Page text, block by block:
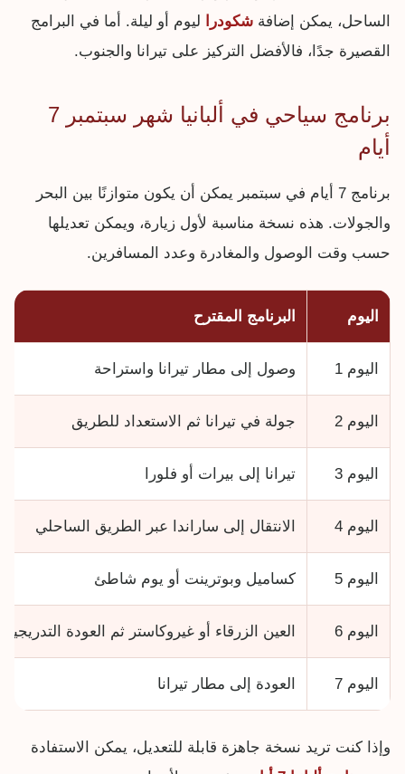
الساحل، يمكن إضافة شكودرا
ليوم أو ليلة. أما في البرامج
القصيرة جدًا، فالأفضل التركيز على تيرانا والجنوب.
برنامج سياحي في ألبانيا شهر سبتمبر 7
أيام
برنامج 7 أيام في سبتمبر يمكن أن يكون متوازنًا بين البحر
والجولات. هذه نسخة مناسبة لأول زيارة، ويمكن تعديلها
حسب وقت الوصول والمغادرة وعدد المسافرين.
اليوم البرنامج المقترح
اليوم 1 وصول إلى مطار تيرانا واستراحة
اليوم 2 جولة في تيرانا ثم الاستعداد للطريق
اليوم 3 تيرانا إلى بيرات أو فلورا
اليوم 4 الانتقال إلى ساراندا عبر الطريق الساحلي
اليوم 5 كساميل وبوترينت أو يوم شاطئ
اليوم 6 العين الزرقاء أو غيروكاستر ثم العودة التدريجية
اليوم 7 العودة إلى مطار تيرانا
وإذا كنت تريد نسخة جاهزة قابلة للتعديل، يمكن الاستفادة